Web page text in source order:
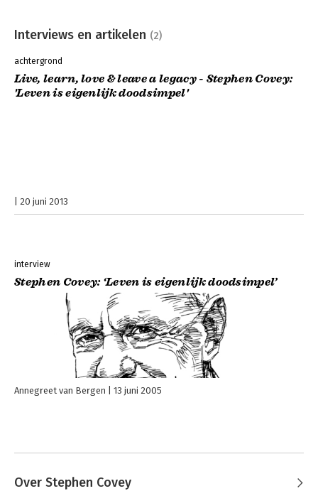
Interviews en artikelen (2)
achtergrond
Live, learn, love & leave a legacy - Stephen Covey:
'Leven is eigenlijk doodsimpel'
20 juni 2013
interview
Stephen Covey: ‘Leven is eigenlijk doodsimpel’
Annegreet van Bergen 13 juni 2005
Over Stephen Covey